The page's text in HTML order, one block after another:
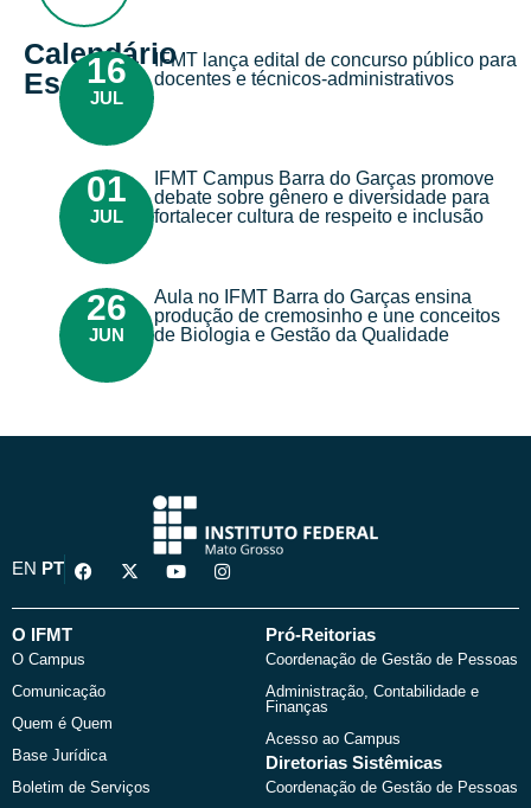
Calendário
Escolar
16
JUL
IFMT lança edital de concurso público para
docentes e técnicos-administrativos
01
JUL
IFMT Campus Barra do Garças promove
debate sobre gênero e diversidade para
fortalecer cultura de respeito e inclusão
26
JUN
Aula no IFMT Barra do Garças ensina
produção de cremosinho e une conceitos
de Biologia e Gestão da Qualidade
EN PT
F
a
e
o
k
X
-
w
Y
o
t
I
n
t
O IFMT
O Campus
Comunicação
Quem é Quem
Base Jurídica
Boletim de Serviços
Pró-Reitorias
Coordenação de Gestão de Pessoas
Administração, Contabilidade e
Finanças
Acesso ao Campus
Diretorias Sistêmicas
Coordenação de Gestão de Pessoas